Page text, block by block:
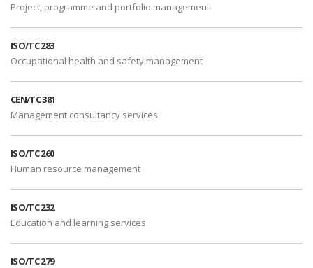
Project, programme and portfolio management
ISO/TC 283
Occupational health and safety management
CEN/TC 381
Management consultancy services
ISO/TC 260
Human resource management
ISO/TC 232
Education and learning services
ISO/TC 279